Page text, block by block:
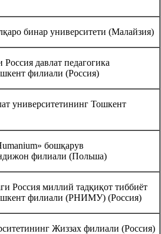
бинар университети (Малайзия)
давлат педагогика
филиали (Россия)
университетининг Тошкент
бошқарув
филиали (Польша)
Россия миллий тадқиқот тиббиёт
филиали (РНИМУ) (Россия)
Жиззах филиали (Россия)